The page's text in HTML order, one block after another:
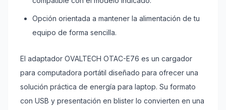
Opción orientada a mantener la alimentación de tu
equipo de forma sencilla.
El adaptador OVALTECH OTAC-E76 es un cargador
para computadora portátil diseñado para ofrecer una
solución práctica de energía para laptop. Su formato
con USB y presentación en blister lo convierten en una